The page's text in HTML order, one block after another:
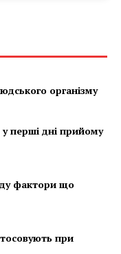
організму
перші дні прийому
фактори що
при